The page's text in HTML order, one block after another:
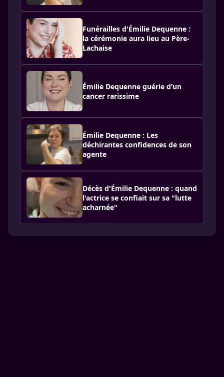
Funérailles d'Émilie Dequenne :
la cérémonie aura lieu au Père-
Lachaise
Émilie Dequenne guérie d’un
cancer rarissime
Émilie Dequenne : Les
déchirantes confidences de son
agente
Décès d'Émilie Dequenne : quand
l'actrice se confiait sur sa "lutte
acharnée"